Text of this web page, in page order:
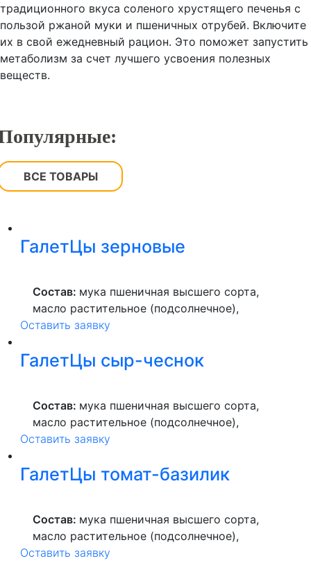
традиционного вкуса соленого хрустящего печенья с
пользой ржаной муки и пшеничных отрубей. Включите
их в свой ежедневный рацион. Это поможет запустить
метаболизм за счет лучшего усвоения полезных
веществ.
ВСЕ ТОВАРЫ
ГалетЦы зерновые
Состав: мука пшеничная высшего сорта,
масло растительное (подсолнечное),
продукты яичные, отруби пшеничные,
овсяные хлопья, соль.
Оставить заявку
ГалетЦы сыр-чеснок
Состав: мука пшеничная высшего сорта,
масло растительное (подсолнечное),
продукты яичные, сыр (молоко
использованием мезофильных
молочнокислых микроорганизмов,
препарат животного происхождения СГ-50,
пищевой соли, уплотнителя: хлорида
кальция (Е509), ферментный препарат
Оставить заявку
ГалетЦы томат-базилик
Состав: мука пшеничная высшего сорта,
масло растительное (подсолнечное),
продукты яичные, томатная паста
Оставить заявку